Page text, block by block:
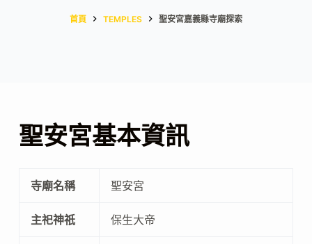
首頁 TEMPLES 聖安宮嘉義縣寺廟探索
聖安宮基本資訊
寺廟名稱 聖安宮
主祀神祇 保生大帝